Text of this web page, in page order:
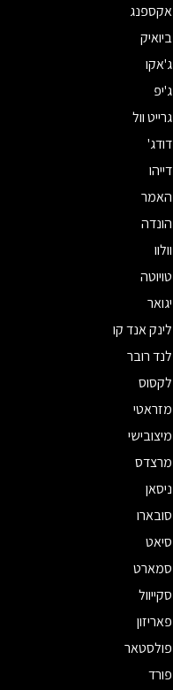
אקספנג
ביואיק
ג'אקו
ג'יפ
גרייט וול
דודג'
דייהו
האמר
הונדה
וולוו
טויוטה
יגואר
לינק אנד קו
לנד רובר
לקסוס
מזראטי
מיצובישי
מרצדס
ניסאן
סובארו
סיאט
סמארט
סקייוול
פאריזון
פולסטאר
פורד